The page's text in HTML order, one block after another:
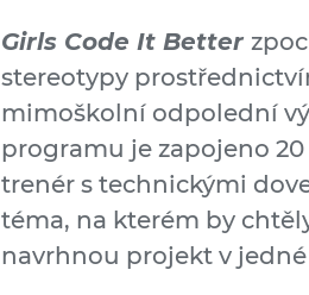
Girls Code It Better
stereotypy
mimoškolní odpolední
programu je zapojeno
trenér s technickými
téma, na kterém by
navrhnou projekt v